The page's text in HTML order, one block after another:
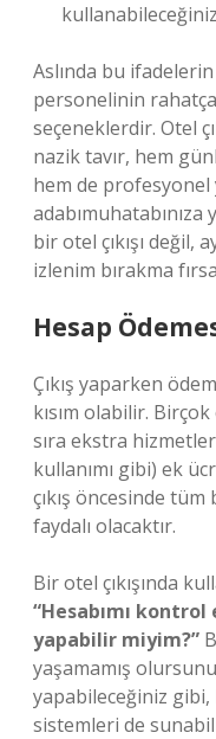
Aslında bu
personelinin
seçeneklerdir. Otel
nazik tavır, hem
hem de profesyonel
adabımuhatabınıza
bir otel çıkışı değil,
izlenim bırakma
Hesap
Çıkış yaparken
kısım olabilir.
sıra ekstra
kullanımı gibi) ek
çıkış öncesinde
faydalı olacaktır.
Bir otel çıkışında
“Hesabımı
yapabilir miyim?”
yaşamamış
yapabileceğiniz
sistemleri de